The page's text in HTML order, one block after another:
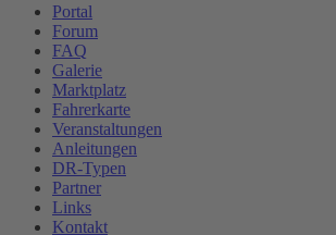
Portal
Forum
FAQ
Galerie
Marktplatz
Fahrerkarte
Veranstaltungen
Anleitungen
DR-Typen
Partner
Links
Kontakt